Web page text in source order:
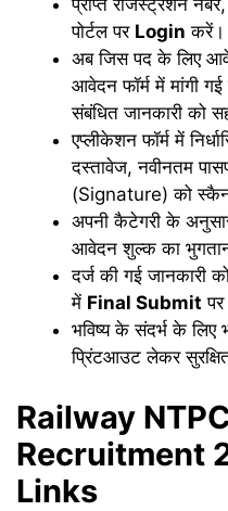
प्राप्त रजिस्ट्रेशन
पोर्टल पर Login करें।
अब जिस पद के लिए
आवेदन फॉर्म में मांगी गई
संबंधित जानकारी को
एप्लीकेशन फॉर्म में
दस्तावेज, नवीनतम
(Signature) को
अपनी कैटेगरी के
आवेदन शुल्क का
दर्ज की गई
में Final Submit
भविष्य के संदर्भ के लिए
प्रिंटआउट लेकर
Railway
Recruitment
Links